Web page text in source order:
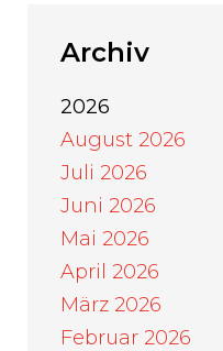
Archiv
2026
August 2026
Juli 2026
Juni 2026
Mai 2026
April 2026
März 2026
Februar 2026